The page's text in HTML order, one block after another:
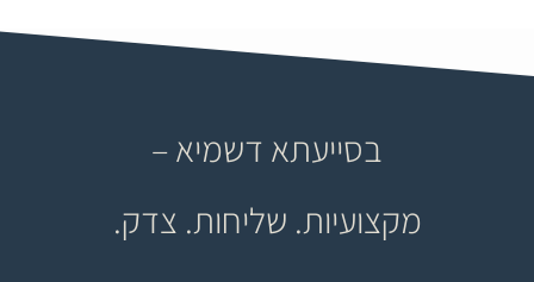
בסייעתא דשמיא –
מקצועיות. שליחות. צדק.